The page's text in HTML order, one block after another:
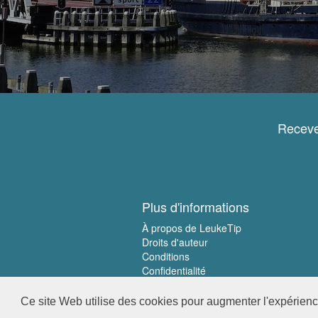
Ce site Web utilise des cookies pour augmenter
Plus d'informations
À propos de LeukeTip
Droits d'auteur
Conditions
Confidentialité